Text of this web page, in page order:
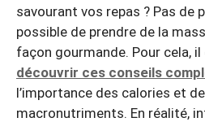
savourant vos repas ? Pas de
possible de prendre de la
façon gourmande. Pour cela,
découvrir ces conseils
l’importance des calories et
macronutriments. En réalité,